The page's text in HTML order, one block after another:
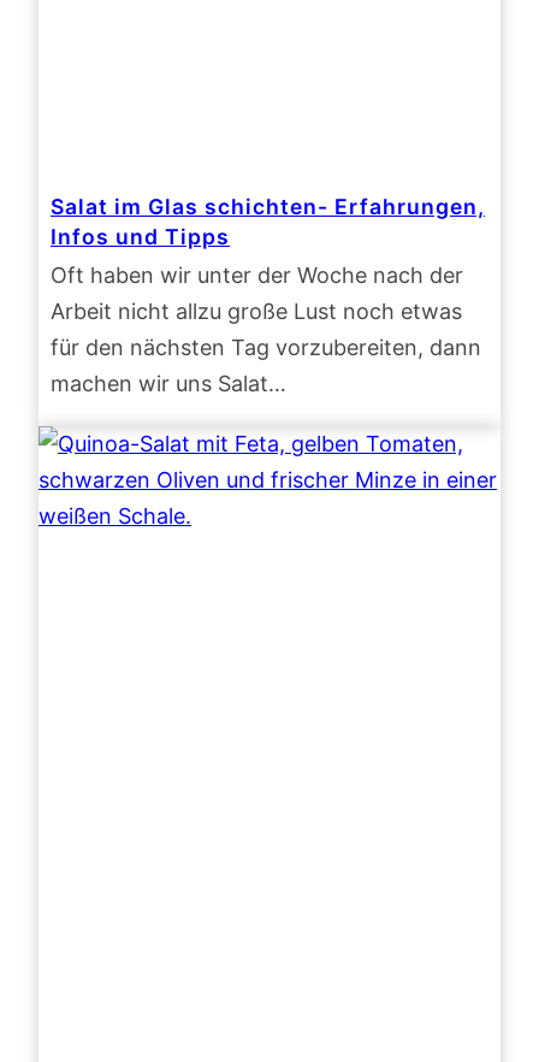
Salat im Glas schichten- Erfahrungen,
Infos und Tipps
Oft haben wir unter der Woche nach der
Arbeit nicht allzu große Lust noch etwas
für den nächsten Tag vorzubereiten, dann
machen wir uns Salat…